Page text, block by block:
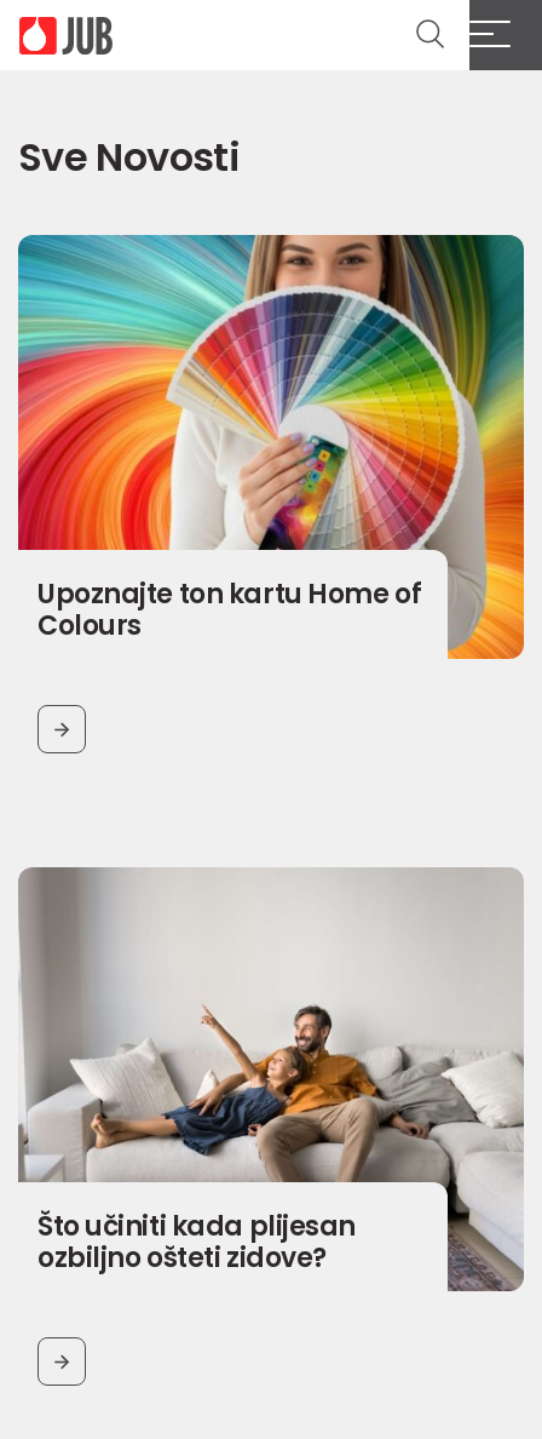
Sve Novosti
Upoznajte ton kartu Home of
Colours
BUTTON
Što učiniti kada plijesan
ozbiljno ošteti zidove?
BUTTON